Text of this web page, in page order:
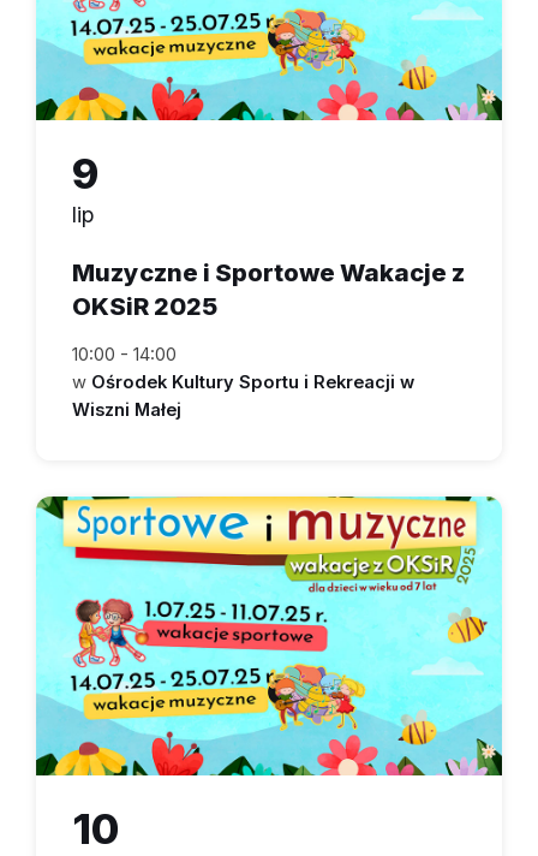
9
lip
Muzyczne i Sportowe Wakacje z
OKSiR 2025
10:00 - 14:00
w Ośrodek Kultury Sportu i Rekreacji w
Wiszni Małej
10